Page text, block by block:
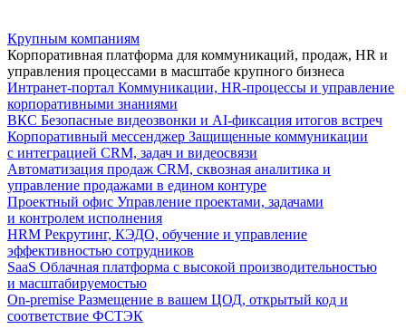
Крупным компаниям
Корпоративная платформа для коммуникаций, продаж, HR и
управления процессами в масштабе крупного бизнеса
Интранет-портал Коммуникации, HR-процессы и управление
корпоративными знаниями
ВКС Безопасные видеозвонки и AI-фиксация итогов встреч
Корпоративный мессенджер Защищенные коммуникации
с интеграцией CRM, задач и видеосвязи
Автоматизация продаж CRM, сквозная аналитика и
управление продажами в едином контуре
Проектный офис Управление проектами, задачами
и контролем исполнения
HRM Рекрутинг, КЭДО, обучение и управление
эффективностью сотрудников
SaaS Облачная платформа с высокой производительностью
и масштабируемостью
On-premise Размещение в вашем ЦОД, открытый код и
соответствие ФСТЭК